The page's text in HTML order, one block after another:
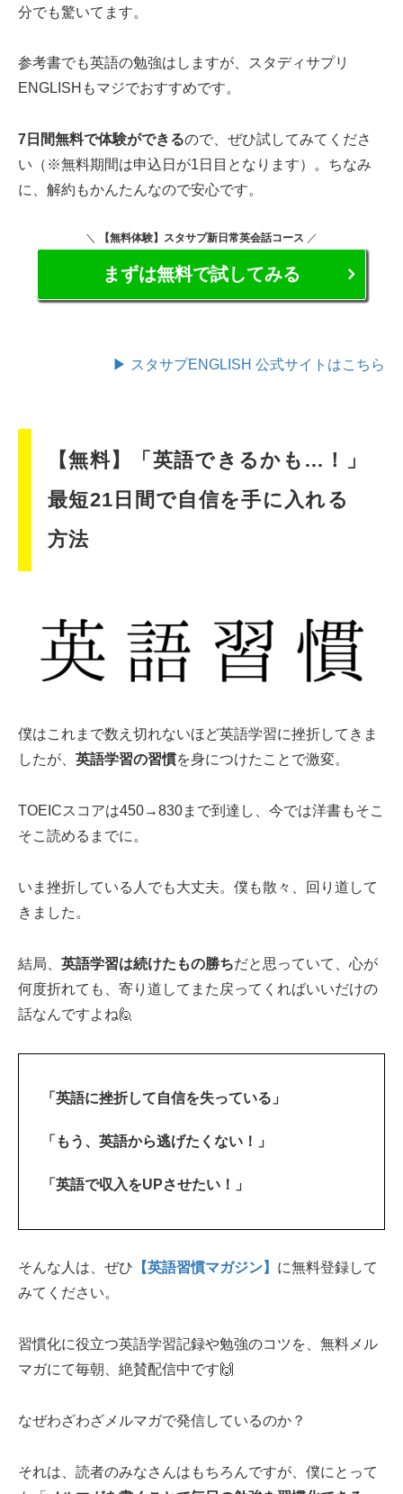
分でも驚いてます。
参考書でも英語の勉強はしますが、スタディサプリ
ENGLISHもマジでおすすめです。
7日間無料で体験ができるので、ぜひ試してみてくださ
い（※無料期間は申込日が1日目となります）。ちなみ
に、解約もかんたんなので安心です。
＼ 【無料体験】 スタサプ新日常英会話コース ／
まずは無料で試してみる
▶ スタサプENGLISH 公式サイトはこちら
【無料】「英語できるかも…！」
最短21日間で自信を手に入れる
方法
僕はこれまで数え切れないほど英語学習に挫折してきま
したが、 英語学習の習慣を身につけたことで激変。
TOEICスコアは450→830まで到達し、今では洋書もそこ
そこ読めるまでに。
いま挫折している人でも大丈夫。僕も散々、回り道して
きました。
結局、 英語学習は続けたもの勝ちだと思っていて、心が
何度折れても、寄り道してまた戻ってくればいいだけの
話なんですよね🙋‍
「英語に挫折して自信を失っている」
「もう、英語から逃げたくない！」
「英語で収入をUPさせたい！」
そんな人は、ぜひ 【英語習慣マガジン】 に無料登録して
みてください。
習慣化に役立つ英語学習記録や勉強のコツを、無料メル
マガにて毎朝、絶賛配信中です🙌
なぜわざわざメルマガで発信しているのか？
それは、読者のみなさんはもちろんですが、僕にとって